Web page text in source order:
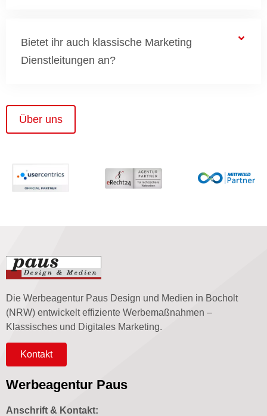
Bietet ihr auch klassische Marketing
Dienstleitungen an?
Über uns
Die Werbeagentur Paus Design und Medien in Bocholt
(NRW) entwickelt effiziente Werbemaßnahmen –
Klassisches und Digitales Marketing.
Kontakt
Werbeagentur Paus
Anschrift & Kontakt: